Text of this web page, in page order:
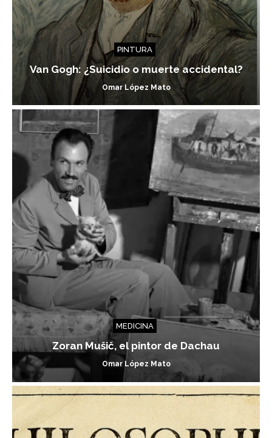
PINTURA
Van Gogh: ¿Suicidio o muerte accidental?
Omar López Mato
MEDICINA
Zoran Mušič, el pintor de Dachau
Omar López Mato